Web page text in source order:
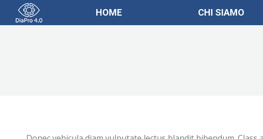
HOME CHI SIAMO